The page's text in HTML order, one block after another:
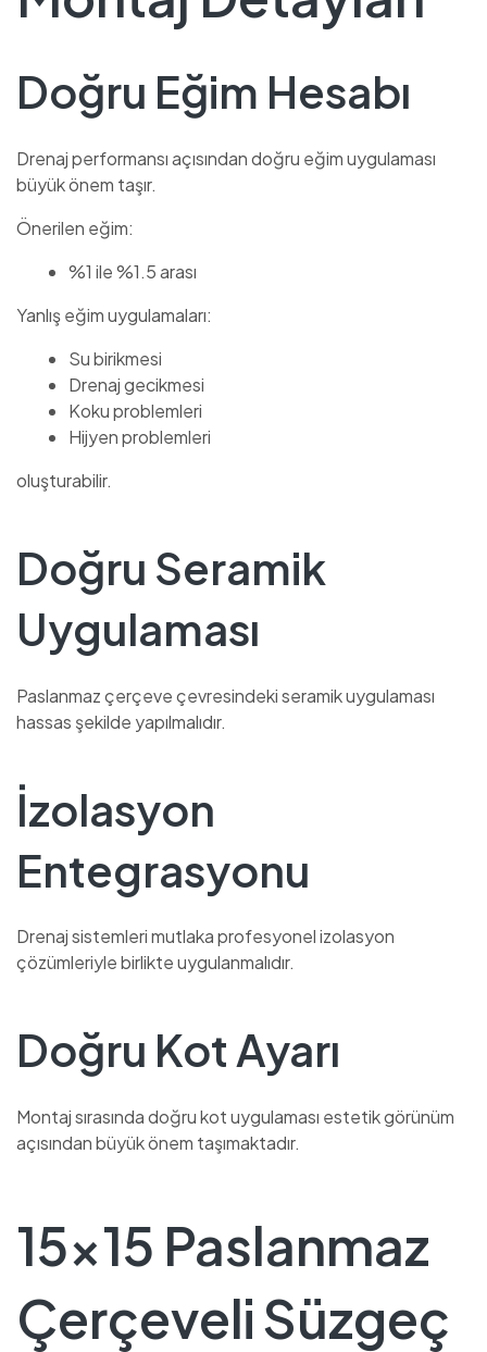
Doğru Eğim Hesabı
Drenaj performansı açısından doğru eğim uygulaması
büyük önem taşır.
Önerilen eğim:
%1 ile %1.5 arası
Yanlış eğim uygulamaları:
Su birikmesi
Drenaj gecikmesi
Koku problemleri
Hijyen problemleri
oluşturabilir.
Doğru Seramik
Uygulaması
Paslanmaz çerçeve çevresindeki seramik uygulaması
hassas şekilde yapılmalıdır.
İzolasyon
Entegrasyonu
Drenaj sistemleri mutlaka profesyonel izolasyon
çözümleriyle birlikte uygulanmalıdır.
Doğru Kot Ayarı
Montaj sırasında doğru kot uygulaması estetik görünüm
açısından büyük önem taşımaktadır.
15×15 Paslanmaz
Çerçeveli Süzgeç